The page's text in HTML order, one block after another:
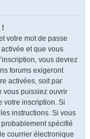
!
votre mot de passe
et que vous
vous devrez
forums exigeront
activées, soit par
vous puissiez ouvrir
votre inscription. Si
instructions. Si vous
spécifié
courrier électronique